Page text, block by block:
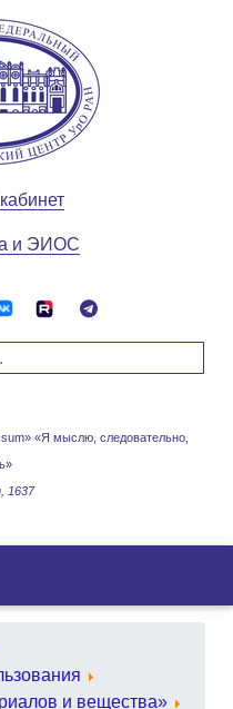
«Я мыслю, следовательно,
1637
и ЭИОС
и вещества»